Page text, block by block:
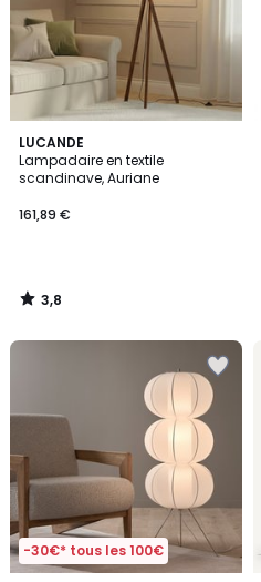
LUCANDE
Lampadaire en textile
scandinave, Auriane
161,89 €
3,8
/ 5
3,8
/
-30€* tous les 100€